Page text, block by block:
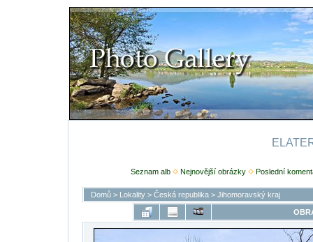
Seznam alb Nejnovější obrázky Poslední
Domů> Lokality> Česká republika> Jihomoravský kraj